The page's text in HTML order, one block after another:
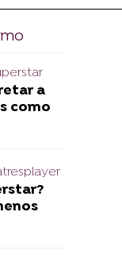
a
como